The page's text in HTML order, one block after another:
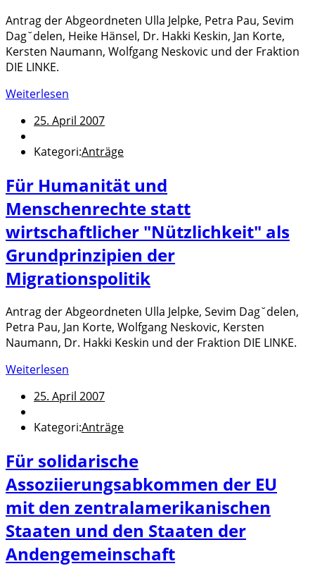
Antrag der Abgeordneten Ulla Jelpke, Petra Pau, Sevim
Dag˘delen, Heike Hänsel, Dr. Hakki Keskin, Jan Korte,
Kersten Naumann, Wolfgang Neskovic und der Fraktion
DIE LINKE.
Weiterlesen
25. April 2007
Kategori:Anträge
Für Humanität und
Menschenrechte statt
wirtschaftlicher "Nützlichkeit" als
Grundprinzipien der
Migrationspolitik
Antrag der Abgeordneten Ulla Jelpke, Sevim Dag˘delen,
Petra Pau, Jan Korte, Wolfgang Neskovic, Kersten
Naumann, Dr. Hakki Keskin und der Fraktion DIE LINKE.
Weiterlesen
25. April 2007
Kategori:Anträge
Für solidarische
Assoziierungsabkommen der EU
mit den zentralamerikanischen
Staaten und den Staaten der
Andengemeinschaft